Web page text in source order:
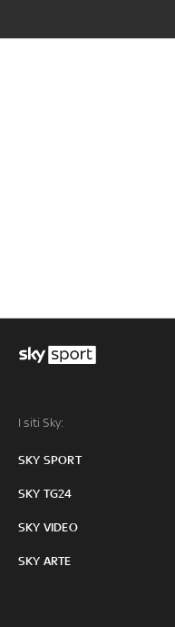
I siti Sky:
SKY SPORT
SKY TG24
SKY VIDEO
SKY ARTE